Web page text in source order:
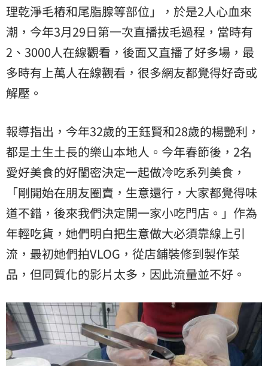
理乾淨毛樁和尾脂腺等部位」，於是2人心血來
潮，今年3月29日第一次直播拔毛過程，當時有
2、3000人在線觀看，後面又直播了好多場，最
多時有上萬人在線觀看，很多網友都覺得好奇或
解壓。
報導指出，今年32歲的王鈺賢和28歲的楊艷利，
都是土生土長的樂山本地人。今年春節後，2名
愛好美食的好閨密決定一起做冷吃系列美食，
「剛開始在朋友圈賣，生意還行，大家都覺得味
道不錯，後來我們決定開一家小吃門店。」作為
年輕吃貨，她們明白把生意做大必須靠線上引
流，最初她們拍VLOG，從店鋪裝修到製作菜
品，但同質化的影片太多，因此流量並不好。